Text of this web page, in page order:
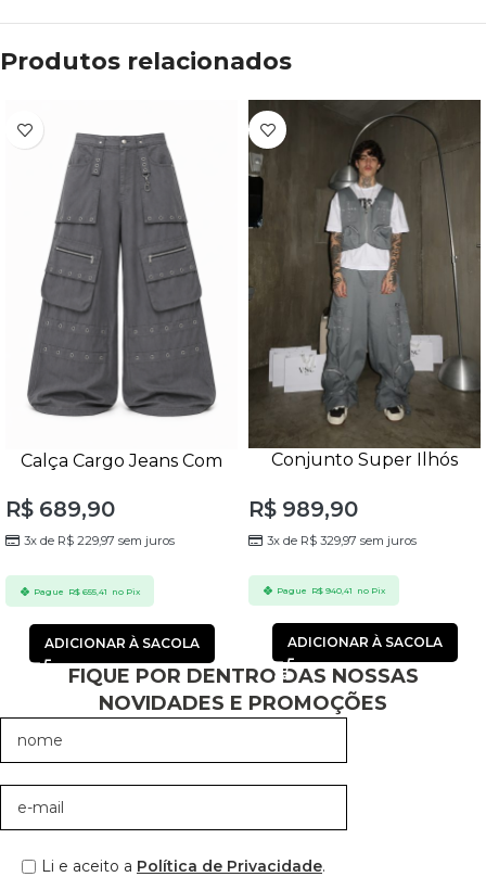
Produtos relacionados
Calça Cargo Jeans Com
R$ 689,90
3x de R$ 229,97 sem juros
Pague R$655,41 no Pix
ADICIONAR À SACOLA
Conjunto Super Ilhós
R$ 989,90
3x de R$ 329,97 sem juros
Pague R$940,41 no Pix
ADICIONAR À SACOLA
FIQUE POR DENTRO DAS NOSSAS
NOVIDADES E PROMOÇÕES
Li e aceito a Política de Privacidade.